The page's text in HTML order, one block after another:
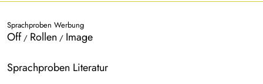
Sprachproben Werbung
Off / Rollen / Image
Sprachproben Literatur